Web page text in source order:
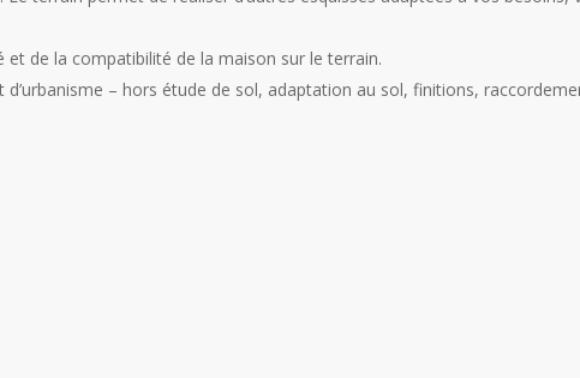
de la compatibilité de la maison sur le terrain.
– hors étude de sol, adaptation au sol, finitions,